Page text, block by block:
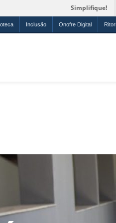
Simplifique!
Inclusão Onofre Digital